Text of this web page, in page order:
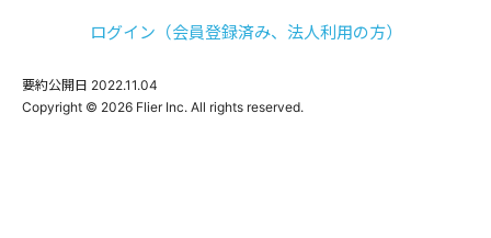
ログイン（会員登録済み、法人利用の方）
要約公開日 2022.11.04